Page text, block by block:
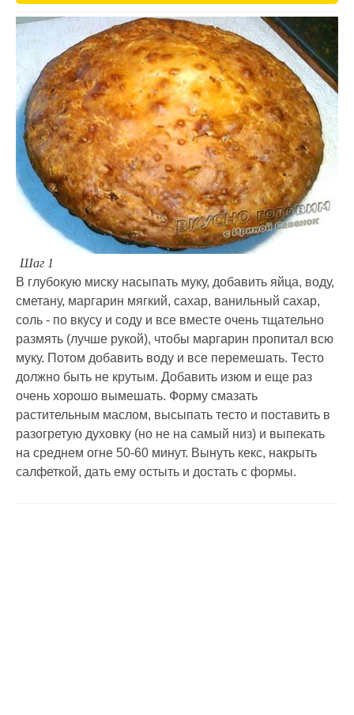
Шаг 1
В глубокую миску насыпать муку, добавить яйца, воду,
сметану, маргарин мягкий, сахар, ванильный сахар,
соль - по вкусу и соду и все вместе очень тщательно
размять (лучше рукой), чтобы маргарин пропитал всю
муку. Потом добавить воду и все перемешать. Тесто
должно быть не крутым. Добавить изюм и еще раз
очень хорошо вымешать. Форму смазать
растительным маслом, высыпать тесто и поставить в
разогретую духовку (но не на самый низ) и выпекать
на среднем огне 50-60 минут. Вынуть кекс, накрыть
салфеткой, дать ему остыть и достать с формы.